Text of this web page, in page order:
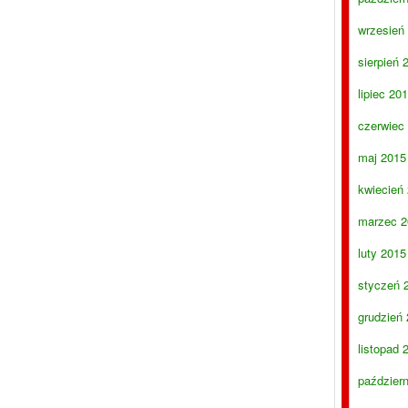
wrzesień
sierpień
lipiec
czerwiec
maj 2015
kwiecień
marzec
luty 2015
styczeń
grudzień
listopad